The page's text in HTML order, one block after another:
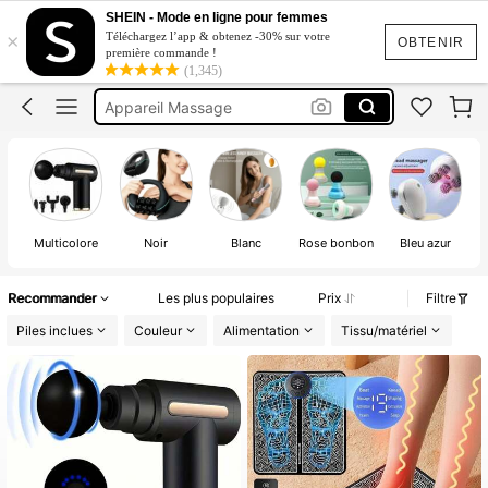
OBTENIR
×
SHEIN - Mode en ligne pour femmes
Téléchargez l’app & obtenez -30% sur votre
première commande !
(1,345)
Vibromasseur
Massage
Vibrators
Appareil Massage
Vibromasseur
Multicolore Noir Blanc Rose bonbon Bleu azur
Recommander Les plus populaires Prix
Filtre
Piles inclues
Couleur Alimentation Tissu/matériel